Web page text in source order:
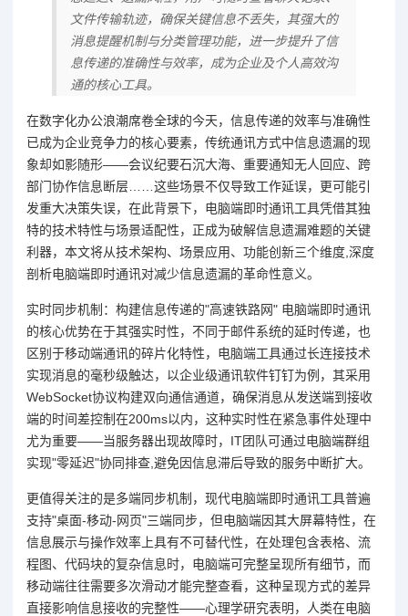
文件传输轨迹，确保关键信息不丢失，其强大的
消息提醒机制与分类管理功能，进一步提升了信
息传递的准确性与效率，成为企业及个人高效沟
通的核心工具。
在数字化办公浪潮席卷全球的今天，信息传递的效率与准确性
已成为企业竞争力的核心要素，传统通讯方式中信息遗漏的现
象却如影随形——会议纪要石沉大海、重要通知无人回应、跨
部门协作信息断层……这些场景不仅导致工作延误，更可能引
发重大决策失误，在此背景下，电脑端即时通讯工具凭借其独
特的技术特性与场景适配性，正成为破解信息遗漏难题的关键
利器，本文将从技术架构、场景应用、功能创新三个维度,深度
剖析电脑端即时通讯对减少信息遗漏的革命性意义。
实时同步机制：构建信息传递的"高速铁路网" 电脑端即时通讯
的核心优势在于其强实时性，不同于邮件系统的延时传递，也
区别于移动端通讯的碎片化特性，电脑端工具通过长连接技术
实现消息的毫秒级触达，以企业级通讯软件钉钉为例，其采用
WebSocket协议构建双向通信通道，确保消息从发送端到接收
端的时间差控制在200ms以内，这种实时性在紧急事件处理中
尤为重要——当服务器出现故障时，IT团队可通过电脑端群组
实现"零延迟"协同排查,避免因信息滞后导致的服务中断扩大。
更值得关注的是多端同步机制，现代电脑端即时通讯工具普遍
支持"桌面-移动-网页"三端同步，但电脑端因其大屏幕特性，在
信息展示与操作效率上具有不可替代性，在处理包含表格、流
程图、代码块的复杂信息时，电脑端可完整呈现所有细节，而
移动端往往需要多次滑动才能完整查看，这种呈现方式的差异
直接影响信息接收的完整性——心理学研究表明，人类在电脑